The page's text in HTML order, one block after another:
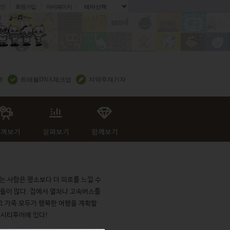
회원가입 마이페이지
트래블DNA체크업 지역주재기자
사람은 평소보다 더 피로를 느낄 수
이 많다. 집에서 열차나 고속버스를
가족 모두가 행복한 여행을 계획할
티투어에 있다!